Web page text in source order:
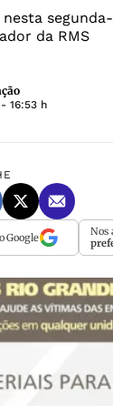
da RMS
16:53 h
Google Nos